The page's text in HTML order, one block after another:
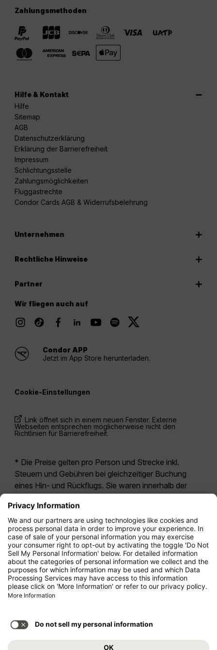
Zahlungsmethoden
Hilfe & Kontakt
Hilfe
Sitemap
AGB
Datenschutzerklärung
Erklärung der Barrierefreiheit
Impressum
Schlichtungsstelle
Zahlungsmöglichkeiten
Fluggastrechte
Condor Cards AGB & Widerrufsbelehrung
Unternehmen
Rechtliche Hinweise
Partner
Wir fliegen auch auf
Condor APP
Jetzt im App Store herunterladen.
Cookie-Einstellungen
Link öffnet sich in einem neuen Fenster. Externe
Webseiten entsprechen möglicherweise nicht den
Richtlinien für Barrierefreiheit.
* Die Preise gelten pro Person und Strecke inkl.
Steuern und Gebühren bei gleichzeitiger Buchung
eines Hin- und Rückflugs. Sie waren innerhalb der
möglicherweise nicht mehr aktuell. Bei den für die
Economy Class angegebenen Tarifen handelt es
sich i.d.R. um Economy Zero, unsere restriktivste
Tarifoption. Es können hierfür zusätzliche Gebühren
fürAufgabegepäckoder für andere optionale
Leistungen anfallen. Es gelten dieAllgemeinen
Geschäftsbedingungen .